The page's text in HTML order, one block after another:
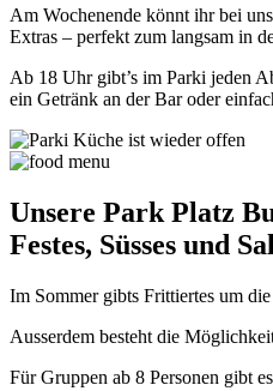
Am Wochenende könnt ihr bei
Extras – perfekt zum langsam in
Ab 18 Uhr gibt’s im Parki jeden
ein Getränk an der Bar oder
Unsere Park Platz
Festes, Süsses und
Im Sommer gibts Frittiertes um
Ausserdem besteht die
Für Gruppen ab 8 Personen gibt